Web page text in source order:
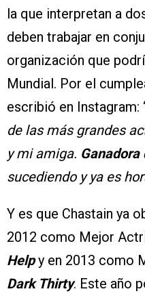
la que interpretan a
deben trabajar en
organización que
Mundial. Por el
escribió en Instagram:
de las más grandes
y mi amiga. Ganadora
sucediendo y ya es
Y es que Chastain ya
2012 como Mejor
Helpy en 2013 como
Dark Thirty. Este año